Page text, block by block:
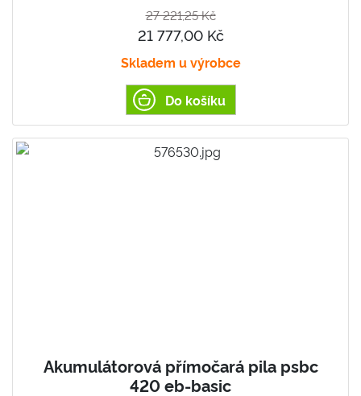
27 221,25 Kč
21 777,00 Kč
Skladem u výrobce
Do košíku
Akumulátorová přímočará pila psbc
420 eb-basic